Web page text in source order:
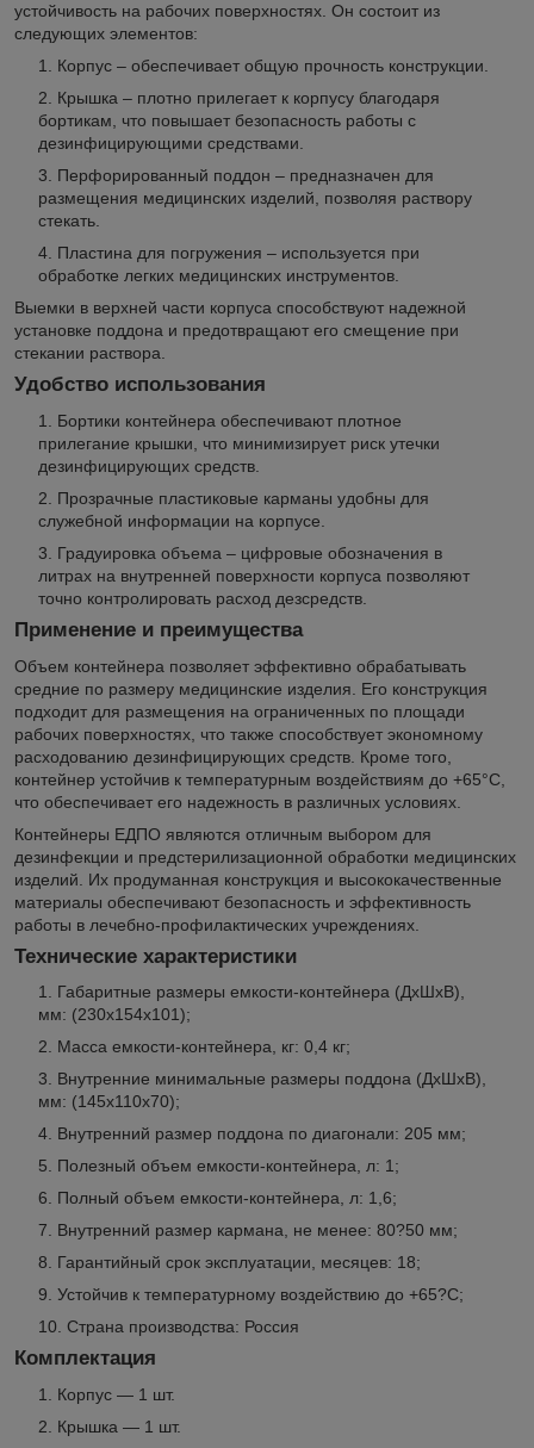
устойчивость на рабочих поверхностях. Он состоит из
следующих элементов:
Корпус – обеспечивает общую прочность конструкции.
Крышка – плотно прилегает к корпусу благодаря
бортикам, что повышает безопасность работы с
дезинфицирующими средствами.
Перфорированный поддон – предназначен для
размещения медицинских изделий, позволяя раствору
стекать.
Пластина для погружения – используется при
обработке легких медицинских инструментов.
Выемки в верхней части корпуса способствуют надежной
установке поддона и предотвращают его смещение при
стекании раствора.
Удобство использования
Бортики контейнера обеспечивают плотное
прилегание крышки, что минимизирует риск утечки
дезинфицирующих средств.
Прозрачные пластиковые карманы удобны для
служебной информации на корпусе.
Градуировка объема – цифровые обозначения в
литрах на внутренней поверхности корпуса позволяют
точно контролировать расход дезсредств.
Применение и преимущества
Объем контейнера позволяет эффективно обрабатывать
средние по размеру медицинские изделия. Его конструкция
подходит для размещения на ограниченных по площади
рабочих поверхностях, что также способствует экономному
расходованию дезинфицирующих средств. Кроме того,
контейнер устойчив к температурным воздействиям до +65°C,
что обеспечивает его надежность в различных условиях.
Контейнеры ЕДПО являются отличным выбором для
дезинфекции и предстерилизационной обработки медицинских
изделий. Их продуманная конструкция и высококачественные
материалы обеспечивают безопасность и эффективность
работы в лечебно-профилактических учреждениях.
Технические характеристики
Габаритные размеры емкости-контейнера (ДхШхВ),
мм: (230х154х101);
Масса емкости-контейнера, кг: 0,4 кг;
Внутренние минимальные размеры поддона (ДхШхВ),
мм: (145х110х70);
Внутренний размер поддона по диагонали: 205 мм;
Полезный объем емкости-контейнера, л: 1;
Полный объем емкости-контейнера, л: 1,6;
Внутренний размер кармана, не менее: 80?50 мм;
Гарантийный срок эксплуатации, месяцев: 18;
Устойчив к температурному воздействию до +65?С;
Страна производства: Россия
Комплектация
Корпус — 1 шт.
Крышка — 1 шт.